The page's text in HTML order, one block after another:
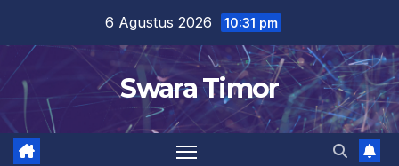
content
6 Agustus 2026 10:31 pm
Swara Timor